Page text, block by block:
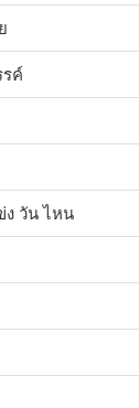
ค์
ง วัน ไหน